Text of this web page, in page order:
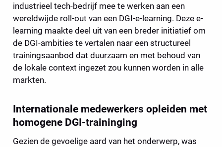
industrieel tech-bedrijf mee te werken aan een
wereldwijde roll-out van een DGI-e-learning. Deze e-
learning maakte deel uit van een breder initiatief om
de DGI-ambities te vertalen naar een structureel
trainingsaanbod dat duurzaam en met behoud van
de lokale context ingezet zou kunnen worden in alle
markten.
Internationale medewerkers opleiden met
homogene DGI-traininging
Gezien de gevoelige aard van het onderwerp, was